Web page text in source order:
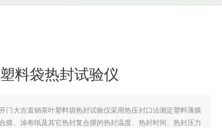
料袋热封试验仪
门大吉直销茶叶塑料袋热封试验仪采用热压封口法测定塑料薄膜
膜、涂布纸及其它热封复合膜的热封温度、热封时间、热封压力